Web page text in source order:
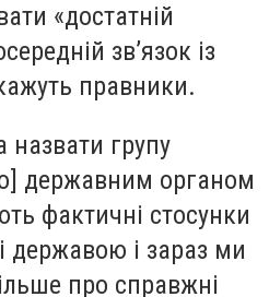
«достатній
зв’язок із
правники.
групу
державним органом
фактичні стосунки
і зараз ми
про справжні